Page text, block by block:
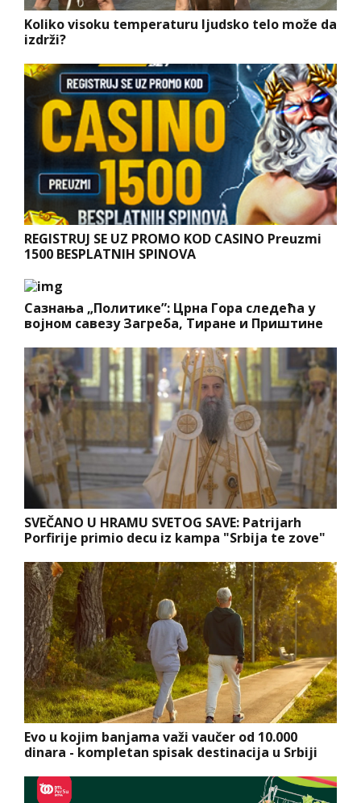
Koliko visoku temperaturu ljudsko telo može da
izdrži?
REGISTRUJ SE UZ PROMO KOD CASINO Preuzmi
1500 BESPLATNIH SPINOVA
Сазнања „Политике”: Црна Гора следећа у
војном савезу Загреба, Тиране и Приштине
SVEČANO U HRAMU SVETOG SAVE: Patrijarh
Porfirije primio decu iz kampa "Srbija te zove"
Evo u kojim banjama važi vaučer od 10.000
dinara - kompletan spisak destinacija u Srbiji